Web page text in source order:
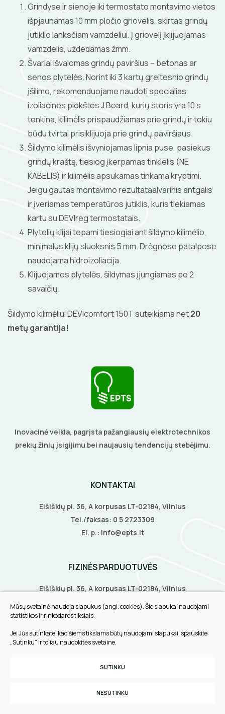
Grindyse ir sienoje iki termostato montavimo vietos
išpjaunamas 10 mm pločio griovelis, skirtas grindų
jutiklio lanksčiam vamzdeliui. Į griovelį įklijuojamas
vamzdelis, uždedamas žmm.
Švariai išvalomas grindų paviršius – betonas ar
senos plytelės. Norint iki 3 kartų greitesnio grindų
įšilimo, rekomenduojame naudoti specialias
izoliacines plokštes J Board, kurių storis yra 10 s
tenkina, kilimėlis prispaudžiamas prie grindų ir tokiu
būdu tvirtai prisiklijuoja prie grindų paviršiaus.
Šildymo kilimėlis išvyniojamas lipnia puse, pasiekus
grindų kraštą, tiesiog įkerpamas tinklelis (NE
KABELIS) ir kilimėlis apsukamas tinkama kryptimi.
Jeigu gautas montavimo rezultataalvarinis antgalis
ir įveriamas temperatūros jutiklis, kuris tiekiamas
kartu su DEVIreg termostatais.
Plytelių klijai tepami tiesiogiai ant šildymo kilimėlio,
minimalus klijų sluoksnis 5 mm. Drėgnose patalpose
naudojama hidroizoliacija.
Klijuojamos plytelės, šildymas įjungiamas po 2
savaičių.
Šildymo kilimėliui DEVIcomfort 150T suteikiama net20
metų garantija!
Inovacinė veikla, pagrįsta pažangiausių elektrotechnikos
prekių žinių įsigijimu bei naujausių tendencijų stebėjimu.
KONTAKTAI
Eišiškių pl. 36, A korpusas LT-02184, Vilnius
Tel./faksas: 0 5 2723309
El. p.: info@epts.lt
FIZINĖS PARDUOTUVĖS
Eišiškių pl. 36, A korpusas LT-02184, Vilnius
Biruliškių g. 8, LT-52168, Kaunas
Tilžės g. 60, LT-91108, Klaipėda
INFORMACIJA
Privatumo politika
Mūsų svetainė naudoja slapukus (angl. cookies). Šie slapukai naudojami
statistikos ir rinkodaros tikslais.
Jei Jūs sutinkate, kad šiems tikslams būtų naudojami slapukai, spauskite
„Sutinku“ ir toliau naudokitės svetaine.
SUTINKU
NESUTINKU